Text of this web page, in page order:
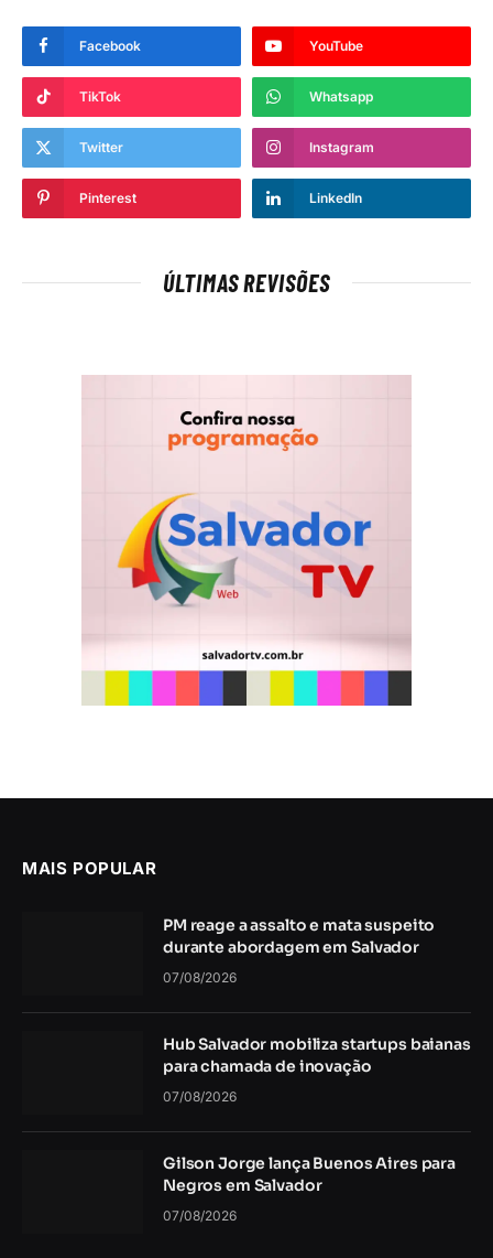
Facebook YouTube
TikTok Whatsapp
Twitter Instagram
Pinterest LinkedIn
ÚLTIMAS REVISÕES
MAIS POPULAR
PM reage a assalto e mata suspeito
durante abordagem em Salvador
07/08/2026
Hub Salvador mobiliza startups baianas
para chamada de inovação
07/08/2026
Gilson Jorge lança Buenos Aires para
Negros em Salvador
07/08/2026